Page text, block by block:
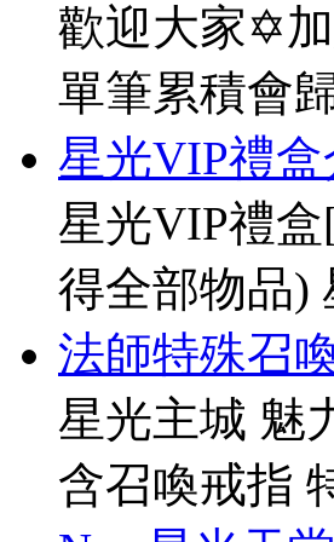
歡迎大家✡
單筆累積會
星光VIP禮盒
星光VIP禮
得全部物品)
法師特殊召
星光主城 魅
含召喚戒指